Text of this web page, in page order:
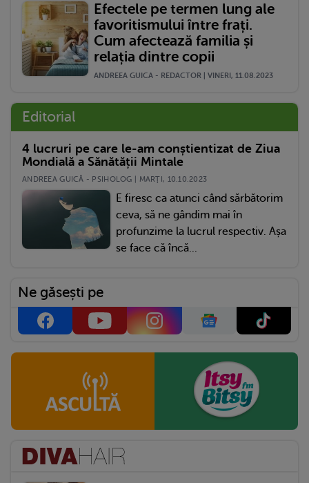
Efectele pe termen lung ale
favoritismului între frați.
Cum afectează familia și
relația dintre copii
ANDREEA GUICA - REDACTOR | VINERI, 11.08.2023
Editorial
4 lucruri pe care le-am conștientizat de Ziua
Mondială a Sănătății Mintale
ANDREEA GUICĂ - PSIHOLOG | MARŢI, 10.10.2023
E firesc ca atunci când sărbătorim
ceva, să ne gândim mai în
profunzime la lucrul respectiv. Așa
se face că încă...
Ne găsești pe